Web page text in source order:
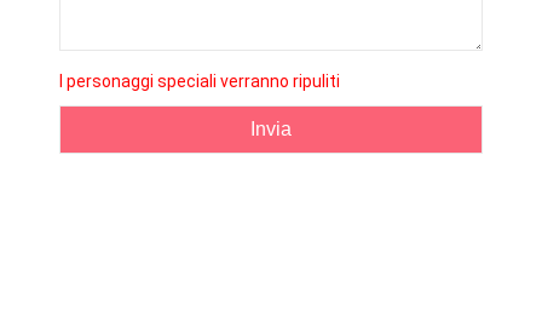
I personaggi speciali verranno ripuliti